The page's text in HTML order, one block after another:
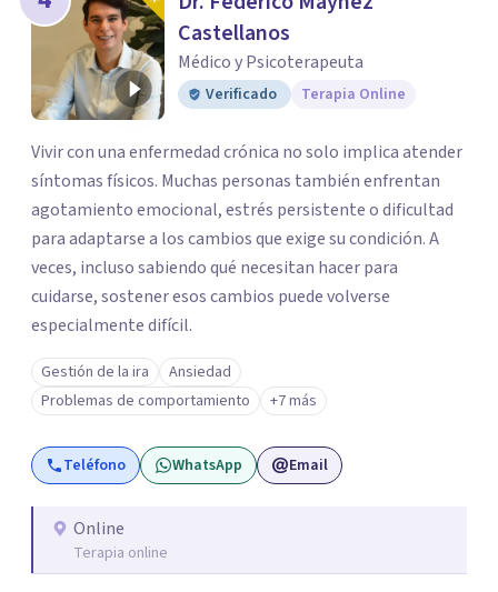
Castellanos
Médico y Psicoterapeuta
Verificado Terapia Online
Vivir con una enfermedad crónica no solo implica atender
síntomas físicos. Muchas personas también enfrentan
agotamiento emocional, estrés persistente o dificultad
para adaptarse a los cambios que exige su condición. A
veces, incluso sabiendo qué necesitan hacer para
cuidarse, sostener esos cambios puede volverse
especialmente difícil.
Gestión de la ira
Ansiedad
Problemas de comportamiento
+7 más
Teléfono WhatsApp Email
Online
Terapia online